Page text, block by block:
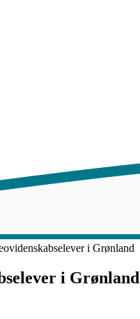
i Grønland
i Grønland